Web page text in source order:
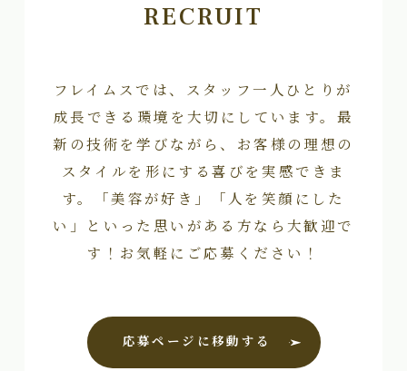
RECRUIT
フレイムスでは、スタッフ一人ひとりが
成長できる環境を大切にしています。最
新の技術を学びながら、お客様の理想の
スタイルを形にする喜びを実感できま
す。「美容が好き」「人を笑顔にした
い」といった思いがある方なら大歓迎で
す！お気軽にご応募ください！
応募ページに移動する